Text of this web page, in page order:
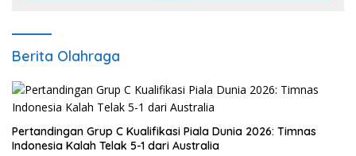
Berita Olahraga
Pertandingan Grup C Kualifikasi Piala Dunia 2026: Timnas
Indonesia Kalah Telak 5-1 dari Australia